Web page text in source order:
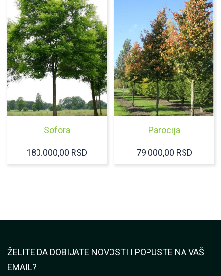
Sofora
180.000,00 RSD
Parocija
79.000,00 RSD
ŽELITE DA DOBIJATE NOVOSTI I POPUSTE NA VAŠ
EMAIL?